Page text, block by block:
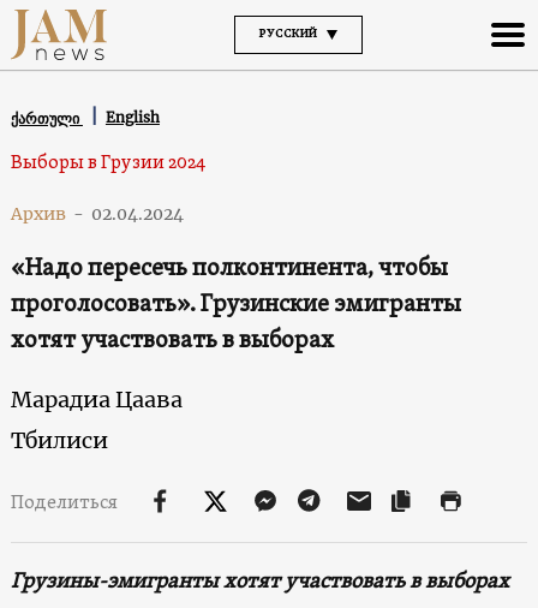
РУССКИЙ
ქართული English
Выборы в Грузии 2024
Архив - 02.04.2024
«Надо пересечь полконтинента, чтобы
проголосовать». Грузинские эмигранты
хотят участвовать в выборах
Марадиа Цаава
Тбилиси
Поделиться
Грузины-эмигранты хотят участвовать в выборах